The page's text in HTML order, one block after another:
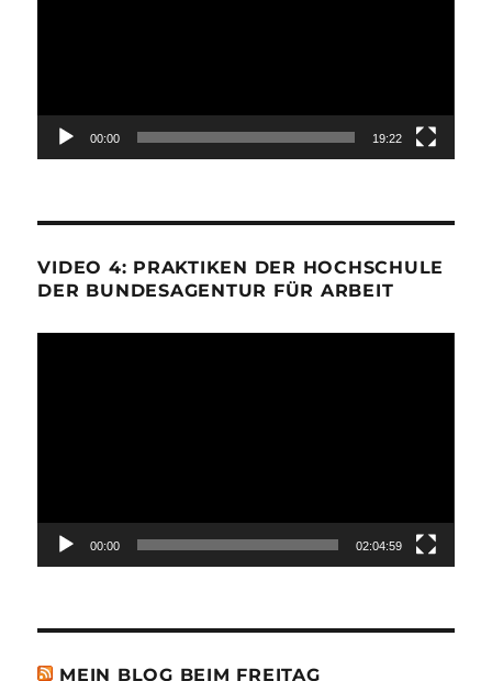
00:00 19:22
VIDEO 4: PRAKTIKEN DER HOCHSCHULE
DER BUNDESAGENTUR FÜR ARBEIT
00:00 02:04:59
MEIN BLOG BEIM FREITAG